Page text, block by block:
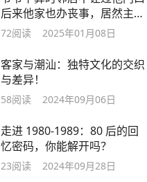
后来他家也办丧事，居然主动
找上门来
72阅读 2025年01月08日
客家与潮汕：独特文化的交织
与差异！
58阅读 2024年09月06日
走进 1980-1989：80 后的回
忆密码，你能解开吗？
23阅读 2024年09月28日